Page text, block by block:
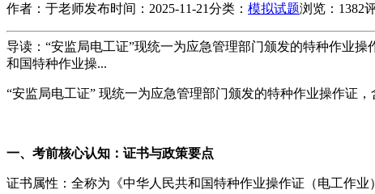
作者：于老师发布时间：2025-11-21分类： 模拟试题浏览：1382
导读：“安监局电工证”现统一为应急管理部门颁发的特种作业
和国特种作业操...
“安监局电工证” 现统一为应急管理部门颁发的特种作业操作证
一、考前核心认知：证书与政策要点
证书属性：全称为《中华人民共和国特种作业操作证（电工作